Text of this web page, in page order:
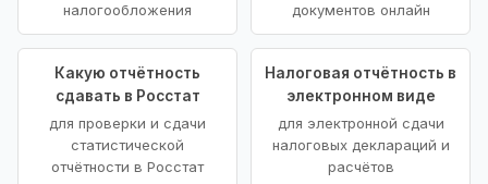
налогообложения
документов онлайн
Какую отчётность
сдавать в Росстат
для проверки и сдачи
статистической
отчётности в Росстат
Налоговая отчётность в
электронном виде
для электронной сдачи
налоговых деклараций и
расчётов